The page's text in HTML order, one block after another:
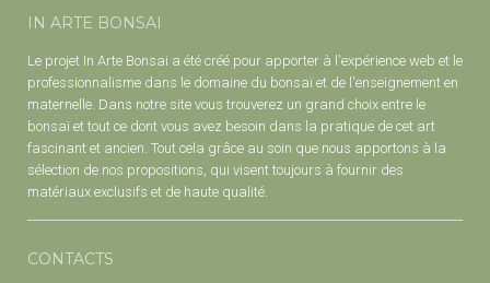
IN ARTE BONSAI
Le projet In Arte Bonsai a été créé pour apporter à l'expérience web et le
professionnalisme dans le domaine du bonsaï et de l'enseignement en
maternelle. Dans notre site vous trouverez un grand choix entre le
bonsaï et tout ce dont vous avez besoin dans la pratique de cet art
fascinant et ancien. Tout cela grâce au soin que nous apportons à la
sélection de nos propositions, qui visent toujours à fournir des
matériaux exclusifs et de haute qualité.
CONTACTS